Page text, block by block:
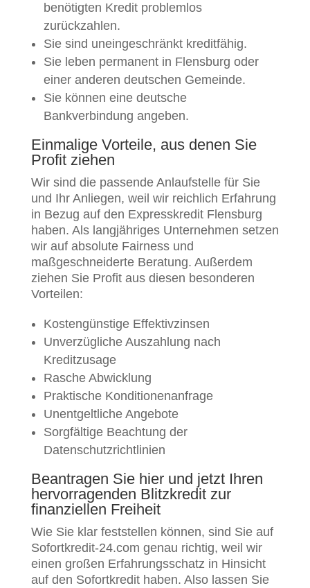
benötigten Kredit problemlos
zurückzahlen.
Sie sind uneingeschränkt kreditfähig.
Sie leben permanent in Flensburg oder
einer anderen deutschen Gemeinde.
Sie können eine deutsche
Bankverbindung angeben.
Einmalige Vorteile, aus denen Sie
Profit ziehen
Wir sind die passende Anlaufstelle für Sie
und Ihr Anliegen, weil wir reichlich Erfahrung
in Bezug auf den Expresskredit Flensburg
haben. Als langjähriges Unternehmen setzen
wir auf absolute Fairness und
maßgeschneiderte Beratung. Außerdem
ziehen Sie Profit aus diesen besonderen
Vorteilen:
Kostengünstige Effektivzinsen
Unverzügliche Auszahlung nach
Kreditzusage
Rasche Abwicklung
Praktische Konditionenanfrage
Unentgeltliche Angebote
Sorgfältige Beachtung der
Datenschutzrichtlinien
Beantragen Sie hier und jetzt Ihren
hervorragenden Blitzkredit zur
finanziellen Freiheit
Wie Sie klar feststellen können, sind Sie auf
Sofortkredit-24.com genau richtig, weil wir
einen großen Erfahrungsschatz in Hinsicht
auf den Sofortkredit haben. Also lassen Sie